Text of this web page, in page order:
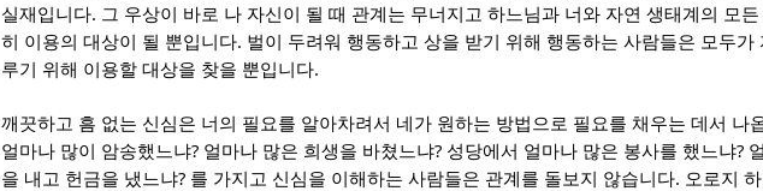
실재입니다. 그 우상이 바로 나 자신이 될 때 관계는 무너지고 하느님과 너와 자연 생태계의 모
히 이용의 대상이 될 뿐입니다. 벌이 두려워 행동하고 상을 받기 위해 행동하는 사람들은 모두가
루기 위해 이용할 대상을 찾을 뿐입니다.
깨끗하고 흠 없는 신심은 너의 필요를 알아차려서 네가 원하는 방법으로 필요를 채우는 데서 나
얼마나 많이 암송했느냐? 얼마나 많은 희생을 바쳤느냐? 성당에서 얼마나 많은 봉사를 했느냐?
을 내고 헌금을 냈느냐? 를 가지고 신심을 이해하는 사람들은 관계를 돌보지 않습니다. 오로지